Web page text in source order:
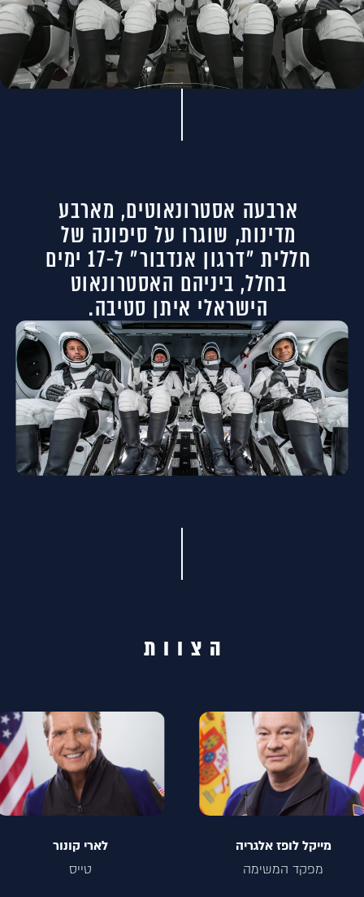
ארבעה אסטרונאוטים, מארבע
מדינות, שוגרו על סיפונה של
חללית ״דרגון אנדבור״ ל-17 ימים
בחלל, ביניהם האסטרונאוט
הישראלי איתן סטיבה.
הצוות
מייקל לופז אלגריה
מפקד המשימה
לארי קונור
טייס